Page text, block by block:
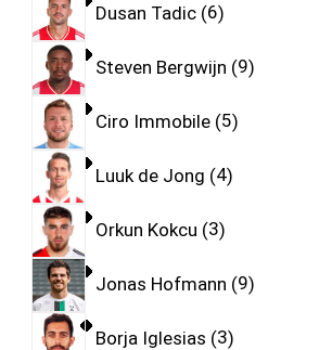
Dusan Tadic 6
Steven Bergwijn 9
Ciro Immobile 5
Luuk de Jong 4
Orkun Kokcu 3
Jonas Hofmann 9
Borja Iglesias 3